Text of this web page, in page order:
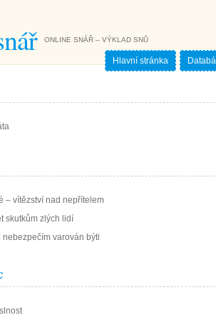
ONLINE SNÁŘ – VÝKLAD SNŮ
Hlavní stránka
– vítězství nad nepřítelem
skutkům zlých lidí
nebezpečím varován býti